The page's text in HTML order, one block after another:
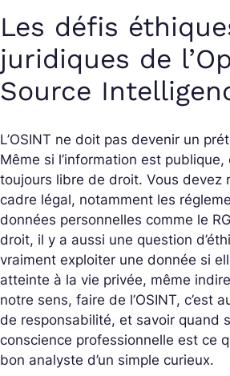
Les défis
juridiques de
Source
L’OSINT ne doit pas devenir un
Même si l’information est publique,
toujours libre de droit. Vous devez
cadre légal, notamment les
données personnelles comme le
droit, il y a aussi une question
vraiment exploiter une donnée si
atteinte à la vie privée, même
notre sens, faire de l’OSINT, c’est
de responsabilité, et savoir quand
conscience professionnelle est ce
bon analyste d’un simple curieux.